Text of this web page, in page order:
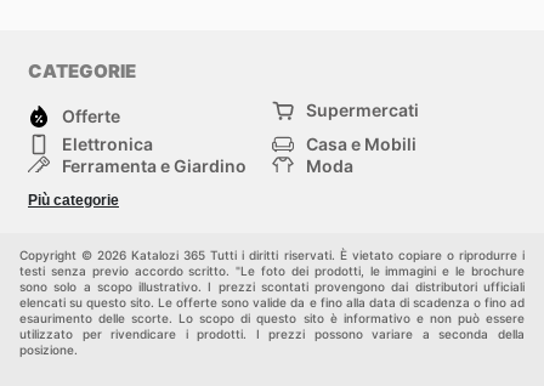
CATEGORIE
Offerte
Supermercati
Elettronica
Casa e Mobili
Ferramenta e Giardino
Moda
Bambini e Neonati
Più categorie
Copyright © 2026 Katalozi 365 Tutti i diritti riservati. È vietato copiare o riprodurre i
testi senza previo accordo scritto. "Le foto dei prodotti, le immagini e le brochure
sono solo a scopo illustrativo. I prezzi scontati provengono dai distributori ufficiali
elencati su questo sito. Le offerte sono valide da e fino alla data di scadenza o fino ad
esaurimento delle scorte. Lo scopo di questo sito è informativo e non può essere
utilizzato per rivendicare i prodotti. I prezzi possono variare a seconda della
posizione.